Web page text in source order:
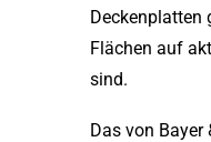
Deckenplatten
Flächen auf
sind.
Das von Bayer